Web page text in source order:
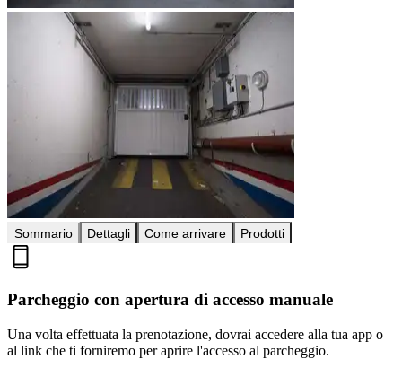
Sommario Dettagli Come arrivare Prodotti
Parcheggio con apertura di accesso manuale
Una volta effettuata la prenotazione, dovrai accedere alla tua app o
al link che ti forniremo per aprire l'accesso al parcheggio.